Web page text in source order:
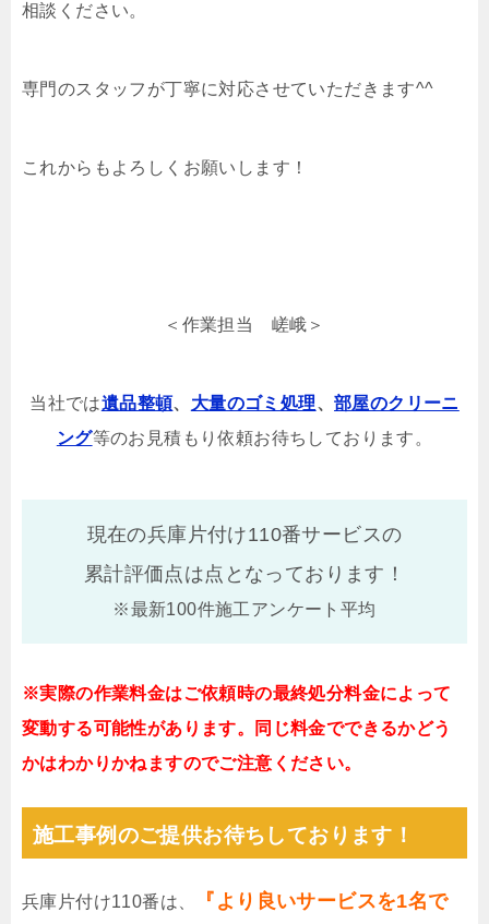
相談ください。
専門のスタッフが丁寧に対応させていただきます^^
これからもよろしくお願いします！
＜作業担当 嵯峨＞
当社では遺品整頓、 大量のゴミ処理、部屋のクリーニ
ング等のお見積もり依頼お待ちしております。
現在の兵庫片付け110番サービスの
累計評価点は点となっております！
※最新100件施工アンケート平均
※実際の作業料金はご依頼時の最終処分料金によって
変動する可能性があります。同じ料金でできるかどう
かはわかりかねますのでご注意ください。
施工事例のご提供お待ちしております！
兵庫片付け110番は、 『より良いサービスを1名で